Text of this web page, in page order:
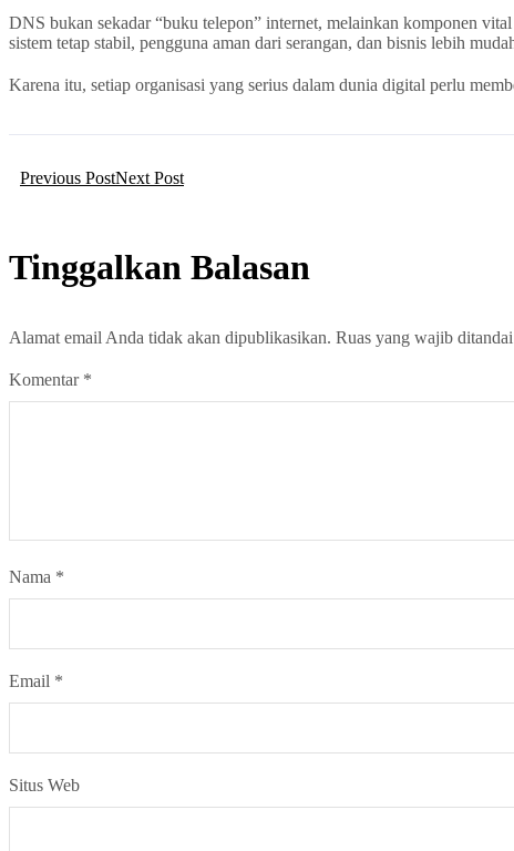
DNS bukan sekadar “buku telepon” internet, melainkan komponen
sistem tetap stabil, pengguna aman dari serangan, dan bisnis lebih
Karena itu, setiap organisasi yang serius dalam dunia digital perlu
Previous PostNext Post
Tinggalkan Balasan
Alamat email Anda tidak akan dipublikasikan. Ruas yang wajib ditandai
Komentar *
Nama *
Email *
Situs Web